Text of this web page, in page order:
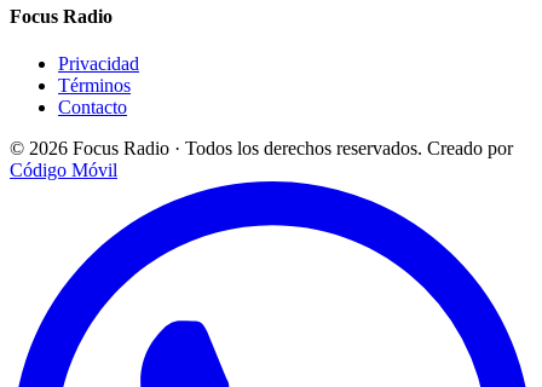
Focus Radio
Privacidad
Términos
Contacto
© 2026 Focus Radio · Todos los derechos reservados. Creado por
Código Móvil